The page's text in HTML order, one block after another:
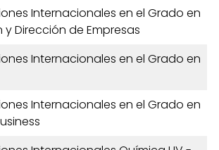
Internacionales en el Grado en
Dirección de Empresas
Internacionales en el Grado en
Internacionales en el Grado en